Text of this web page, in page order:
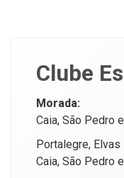
Clube
Morada:
Caia, São Pedro
Portalegre, Elvas
Caia, São Pedro